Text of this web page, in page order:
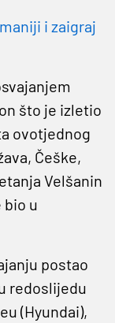
i zaigraj
što je izletio
ovotjednog
Češke,
Velšanin
u
postao
redoslijedu
(Hyundai),